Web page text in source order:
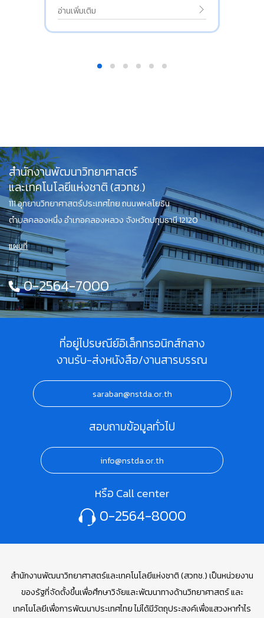
อ่านเพิ่มเติม
สำนักงานพัฒนาวิทยาศาสตร์
และเทคโนโลยีแห่งชาติ (สวทช.)
111 อุทยานวิทยาศาสตร์ประเทศไทย ถนนพหลโยธิน
ตำบลคลองหนึ่ง อำเภอคลองหลวง จังหวัดปทุมธานี 12120
แผนที่
0-2564-7000
ที่อยู่ไปรษณีย์อิเล็กทรอนิกส์กลาง
งานรับ-ส่งหนังสือ/งานสารบรรณ
saraban@nstda.or.th
สอบถามข้อมูลทั่วไป
info@nstda.or.th
หรือ Call center
0-2564-8000
สำนักงานพัฒนาวิทยาศาสตร์และเทคโนโลยีแห่งชาติ (สวทช.) เป็นหน่วยงาน
ของรัฐที่จัดตั้งขึ้นเพื่อศึกษาวิจัยและพัฒนาทางด้านวิทยาศาสตร์ และ
เทคโนโลยีเพื่อการพัฒนาประเทศไทย ไม่ได้มีวัตถุประสงค์เพื่อแสวงหากำไร